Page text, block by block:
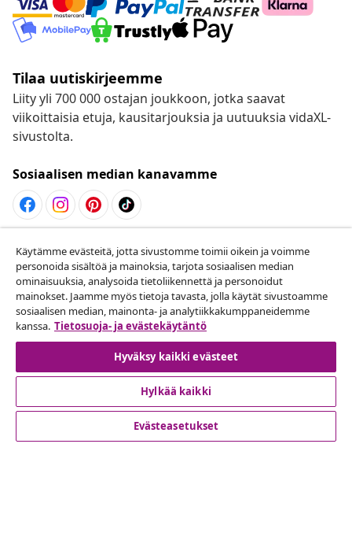
Tilaa uutiskirjeemme
Liity yli 700 000 ostajan joukkoon, jotka saavat
viikoittaisia etuja, kausitarjouksia ja uutuuksia vidaXL-
sivustolta.
Sosiaalisen median kanavamme
Peruuta tilaus
Lähetä tilauksen peruutuspyyntö.
Peruuta tilaus
Asiakaspalvelu
Käytämme evästeitä, jotta sivustomme toimii oikein ja voimme
personoida sisältöä ja mainoksia, tarjota sosiaalisen median
ominaisuuksia, analysoida tietoliikennettä ja personoidut
mainokset. Jaamme myös tietoja tavasta, jolla käytät sivustoamme
sosiaalisen median, mainonta- ja analytiikkakumppaneidemme
kanssa. Tietosuoja- ja evästekäytäntö
Hyväksy kaikki evästeet
Hylkää kaikki
Evästeasetukset